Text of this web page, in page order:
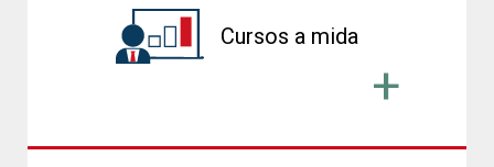
Cursos a mida